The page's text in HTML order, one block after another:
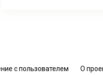
с пользователем О